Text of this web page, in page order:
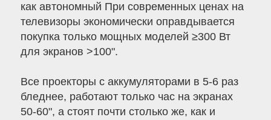
как автономный При современных ценах на
телевизоры экономически оправдывается
покупка только мощных моделей ≥300 Вт
для экранов >100".
Все проекторы с аккумуляторами в 5-6 раз
бледнее, работают только час на экранах
50-60", а стоят почти столько же, как и